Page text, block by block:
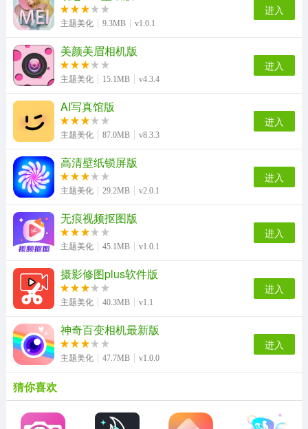
BackgroundEraser谷歌版
主题美化 9.3MB v1.0.1
进入
美颜美眉相机版
主题美化 15.1MB v4.3.4
进入
AI写真馆版
主题美化 87.0MB v8.3.3
进入
高清壁纸锁屏版
主题美化 29.2MB v2.0.1
进入
无痕视频抠图版
主题美化 45.1MB v1.0.1
进入
摄影修图plus软件版
主题美化 40.3MB v1.1
进入
神奇百变相机最新版
主题美化 47.7MB v1.0.0
进入
猜你喜欢